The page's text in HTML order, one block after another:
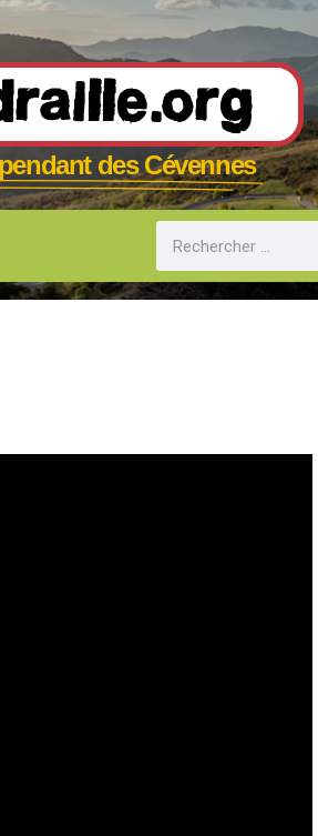
des Cévennes